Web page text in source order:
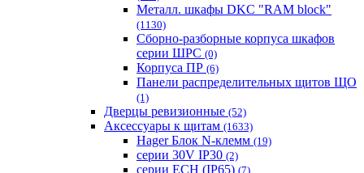
Металл. шкафы DKC "RAM block"
(1130)
Сборно-разборные корпуса шкафов
серии ШРС (0)
Корпуса ПР (6)
Панели распределительных щитов ЩО
(1)
Дверцы ревизионные (52)
Аксессуары к щитам (1633)
Hager Блок N-клемм (19)
серии 30V IP30 (2)
серии ECH (IP65) (7)